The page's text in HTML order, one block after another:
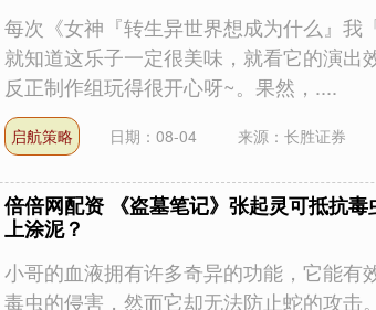
每次《女神『转生异世界想成为什么』我
就知道这乐子一定很美味，就看它的演出
反正制作组玩得很开心呀~。果然，....
启航策略 日期：08-04 来源：长胜证券
倍倍网配资 《盗墓笔记》张起灵可抵抗
上涂泥？
小哥的血液拥有许多奇异的功能，它能有
毒虫的侵害，然而它却无法防止蛇的攻击